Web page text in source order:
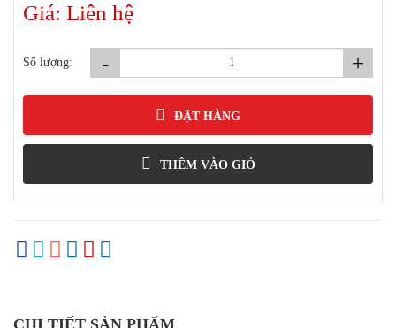
Giá: Liên hệ
Số lượng: - +
ĐẶT HÀNG
THÊM VÀO GIỎ